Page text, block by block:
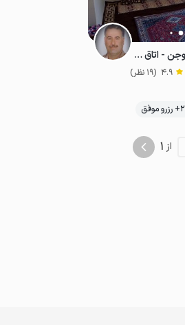
رزرو بوم گردی در گندمان بروجن - اتاق ۵ نفره
4.9 (19 نظر)
از 1